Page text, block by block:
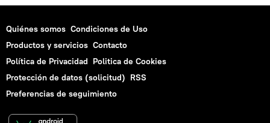
Quiénes somos Condiciones de Uso
Productos y servicios Contacto
Política de Privacidad Politica de Cookies
Protección de datos (solicitud) RSS
Preferencias de seguimiento